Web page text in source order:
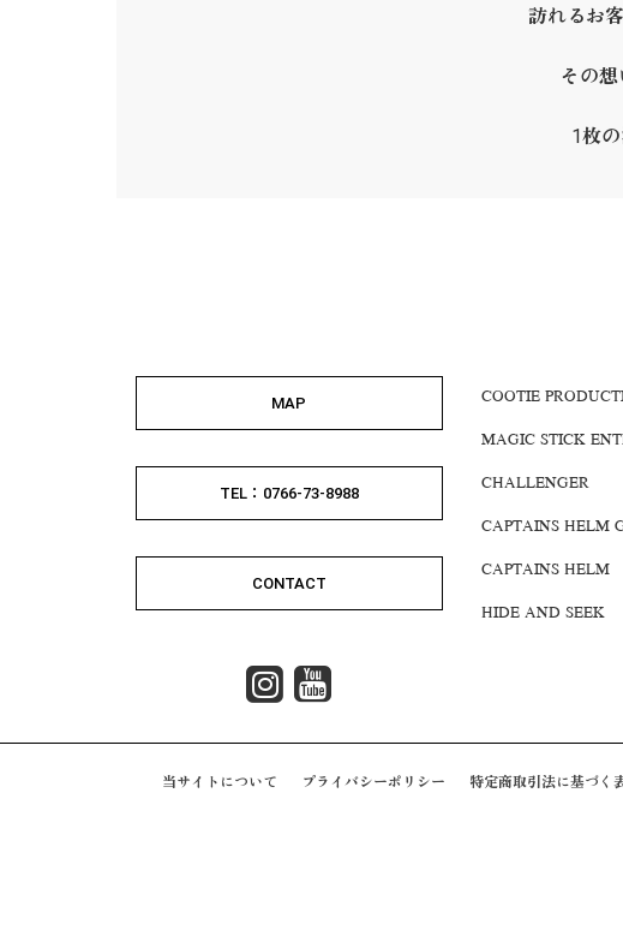
訪れるお
その想
1枚
MAP
TEL：0766-73-8988
CONTACT
COOTIE
MAGIC STICK
CHALLENGER
CAPTAINS HELM
CAPTAINS HELM
HIDE AND SEEK
当サイトについて プライバシーポリシー 特定商取引法に基づく